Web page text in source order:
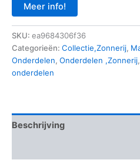
Meer info!
SKU: ea9684306f36
Categorieën: Collectie,Zonnerij,
Onderdelen, Onderdelen ,Zonnerij,
onderdelen
Beschrijving